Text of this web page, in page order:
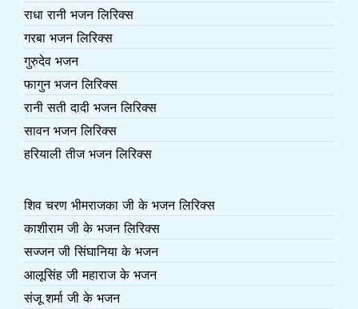
राधा रानी भजन लिरिक्स
गरबा भजन लिरिक्स
गुरुदेव भजन
फागुन भजन लिरिक्स
रानी सती दादी भजन लिरिक्स
सावन भजन लिरिक्स
हरियाली तीज भजन लिरिक्स
शिव चरण भीमराजका जी के भजन लिरिक्स
काशीराम जी के भजन लिरिक्स
सज्जन जी सिंघानिया के भजन
आलूसिंह जी महाराज के भजन
संजू शर्मा जी के भजन